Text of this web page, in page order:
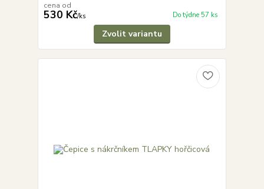
cena od
530 Kč/ks Do týdne 57 ks
Zvolit variantu